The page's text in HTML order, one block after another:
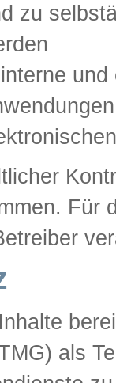
zu
Für
als